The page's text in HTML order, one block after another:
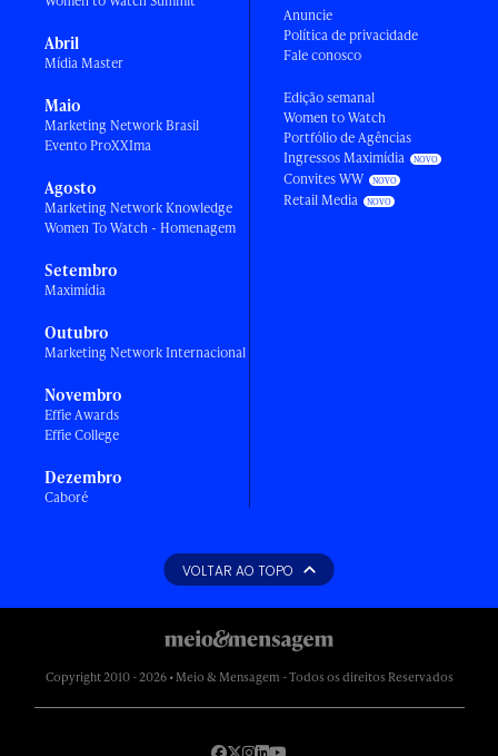
Abril
Mídia Master
Maio
Marketing Network Brasil
Evento ProXXIma
Agosto
Marketing Network Knowledge
Women To Watch - Homenagem
Setembro
Maximídia
Outubro
Marketing Network Internacional
Novembro
Effie Awards
Effie College
Dezembro
Caboré
Anuncie
Política de privacidade
Fale conosco
Edição semanal
Women to Watch
Portfólio de Agências
Ingressos Maximídia
Convites WW
Retail Media
VOLTAR AO TOPO
Copyright 2010 - 2026 • Meio & Mensagem - Todos os direitos Reservados